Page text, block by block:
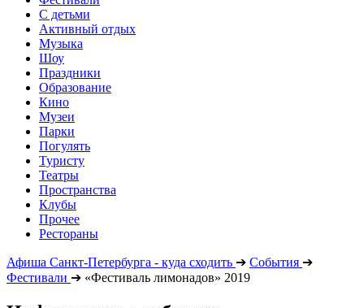
С детьми
Активный отдых
Музыка
Шоу
Праздники
Образование
Кино
Музеи
Парки
Погулять
Туристу
Театры
Пространства
Клубы
Прочее
Рестораны
Афиша Санкт-Петербурга - куда сходить ➔ События ➔
Фестивали ➔ «Фестиваль лимонадов» 2019